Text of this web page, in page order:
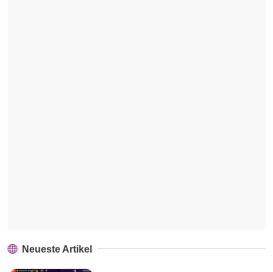
Neueste Artikel